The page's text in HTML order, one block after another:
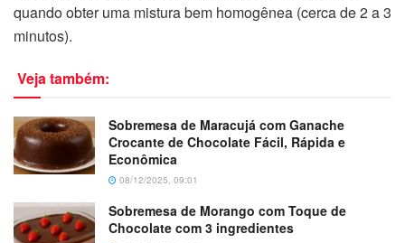
quando obter uma mistura bem homogênea (cerca de 2 a 3
minutos).
Veja também:
Sobremesa de Maracujá com Ganache
Crocante de Chocolate Fácil, Rápida e
Econômica
08/12/2025, 09:01
Sobremesa de Morango com Toque de
Chocolate com 3 ingredientes